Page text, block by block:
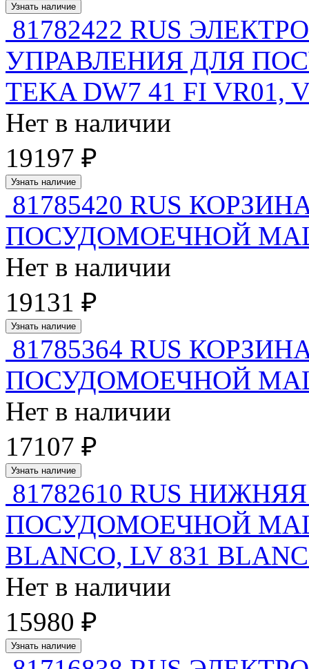
Узнать наличие
81782422 RUS
УПРАВЛЕНИЯ ДЛЯ
TEKA DW7 41 FI VR01,
Нет в наличии
19197 ₽
Узнать наличие
81785420 RUS
ПОСУДОМОЕЧНОЙ
Нет в наличии
19131 ₽
Узнать наличие
81785364 RUS
ПОСУДОМОЕЧНОЙ
Нет в наличии
17107 ₽
Узнать наличие
81782610 RUS
ПОСУДОМОЕЧНОЙ
BLANCO, LV 831
Нет в наличии
15980 ₽
Узнать наличие